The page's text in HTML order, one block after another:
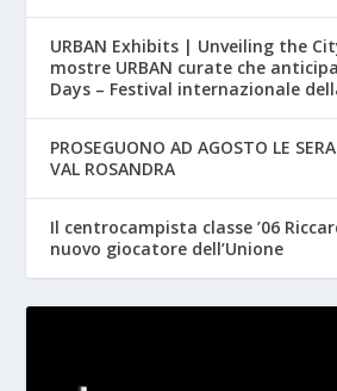
URBAN Exhibits | Unveiling the
mostre URBAN curate che
Days – Festival internazionale
PROSEGUONO AD AGOSTO LE
VAL ROSANDRA
Il centrocampista classe ’06
nuovo giocatore dell’Unione